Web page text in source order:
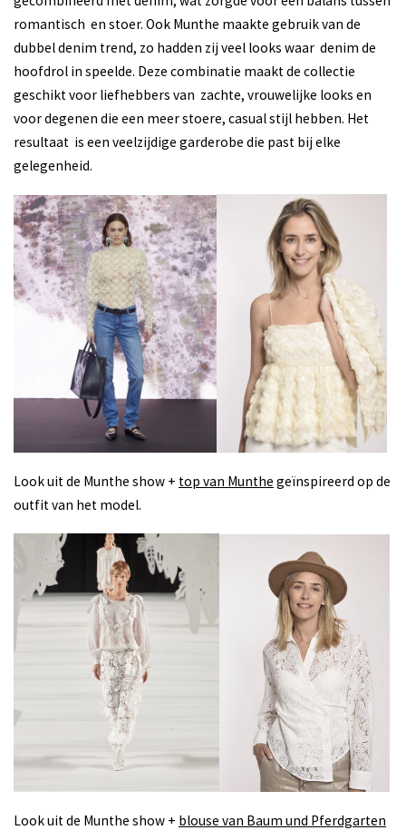
romantisch en stoer. Ook Munthe maakte gebruik van de
dubbel denim trend, zo hadden zij veel looks waar denim de
hoofdrol in speelde. Deze combinatie maakt de collectie
geschikt voor liefhebbers van zachte, vrouwelijke looks en
voor degenen die een meer stoere, casual stijl hebben. Het
resultaat is een veelzijdige garderobe die past bij elke
gelegenheid.
Look uit de Munthe show + top van Munthe geïnspireerd op de
outfit van het model.
Look uit de Munthe show + blouse van Baum und Pferdgarten